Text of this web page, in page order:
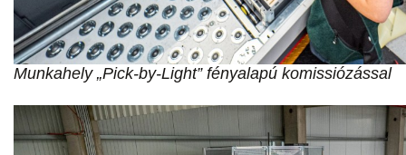
Munkahely „Pick-by-Light” fényalapú komissiózással